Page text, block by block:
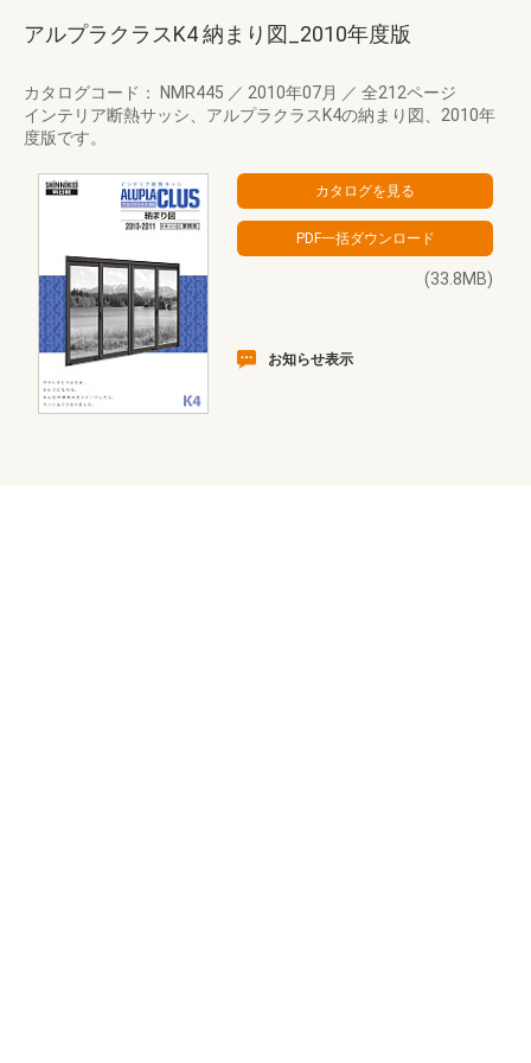
アルプラクラスK4 納まり図_2010年度版
カタログコード： NMR445 ／ 2010年07月 ／ 全212ページ
インテリア断熱サッシ、アルプラクラスK4の納まり図、2010年
度版です。
(33.8MB)
お知らせ表示